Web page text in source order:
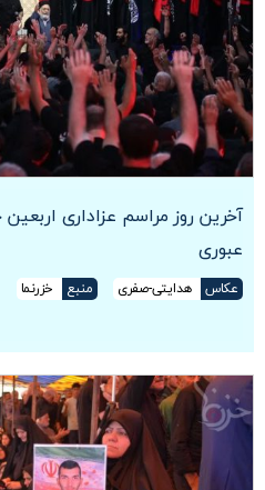
آخرین روز مراسم عزاداری
عبوری
عکاس هدایتی-صفری منبع
خزرنما